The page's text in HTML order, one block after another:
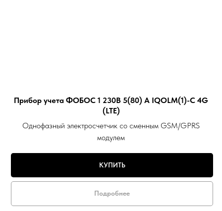
Прибор учета ФОБОС 1 230В 5(80) А IQOLM(1)-С 4G
(LTE)
Однофазный электросчетчик со сменным GSM/GPRS
модулем
КУПИТЬ
Подробнее